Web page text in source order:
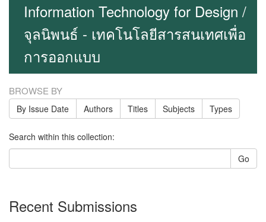
Information Technology for Design /
จุลนิพนธ์ - เทคโนโลยีสารสนเทศเพื่อ
การออกแบบ
BROWSE BY
By Issue Date Authors Titles Subjects Types
Search within this collection:
Go
Recent Submissions